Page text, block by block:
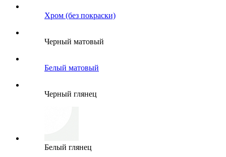
Хром (без покраски)
Черный матовый
Белый матовый
Черный глянец
Белый глянец